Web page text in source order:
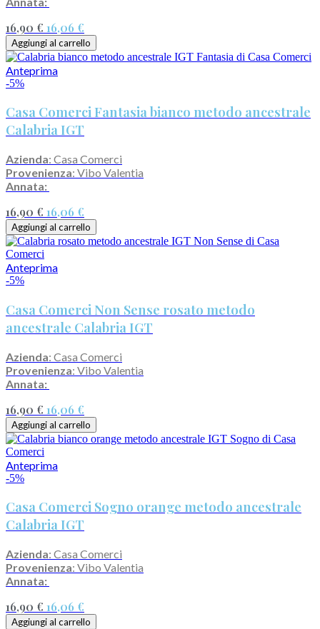
16,90 € 16,06 €
Aggiungi al carrello
Anteprima
-5%
Casa Comerci Fantasia bianco metodo ancestrale
Calabria IGT
Azienda: Casa Comerci
Provenienza: Vibo Valentia
Annata:
16,90 € 16,06 €
Aggiungi al carrello
Anteprima
-5%
Casa Comerci Non Sense rosato metodo
ancestrale Calabria IGT
Azienda: Casa Comerci
Provenienza: Vibo Valentia
Annata:
16,90 € 16,06 €
Aggiungi al carrello
Anteprima
-5%
Casa Comerci Sogno orange metodo ancestrale
Calabria IGT
Azienda: Casa Comerci
Provenienza: Vibo Valentia
Annata:
16,90 € 16,06 €
Aggiungi al carrello